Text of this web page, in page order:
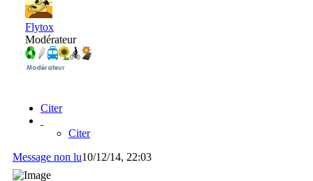
Flytox
Modérateur
Citer
Citer
Message non lu10/12/14, 22:03